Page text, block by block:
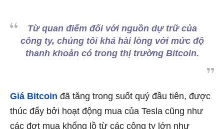
Từ quan điểm đối với nguồn dự trữ của
công ty, chúng tôi khá hài lòng với mức độ
thanh khoản có trong thị trường Bitcoin.
Giá Bitcoin đã tăng trong suốt quý đầu tiên, được
thúc đẩy bởi hoạt động mua của Tesla cũng như
các đợt mua khổng lồ từ các công ty lớn như